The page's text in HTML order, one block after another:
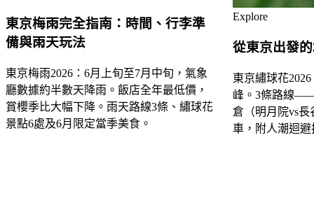
東京梅雨完全指南：時間、行李準
備與雨天玩法
東京梅雨2026：6月上旬至7月中旬，氣象
廳數據約半數天降雨。飯店全年最低價，
賞櫻季比大幅下降。雨天路線3條、繡球花
景點6處及6月限定當季美食。
Explore
從東京出發
東京繡球花
峰。3條路線
倉（明月院vs
車，附人潮迴避